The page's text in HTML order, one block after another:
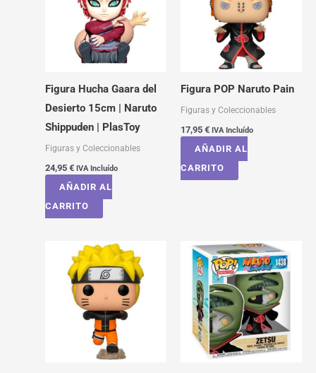
Figura Hucha Gaara del
Desierto 15cm | Naruto
Shippuden | PlasToy
Figuras y Coleccionables
24,95 € IVA Incluído
AÑADIR AL
CARRITO
Figura POP Naruto Pain
Figuras y Coleccionables
17,95 € IVA Incluído
AÑADIR AL
CARRITO